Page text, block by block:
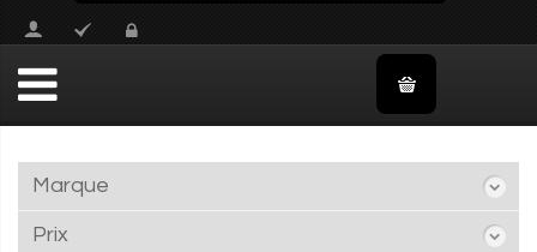
Marque
Prix